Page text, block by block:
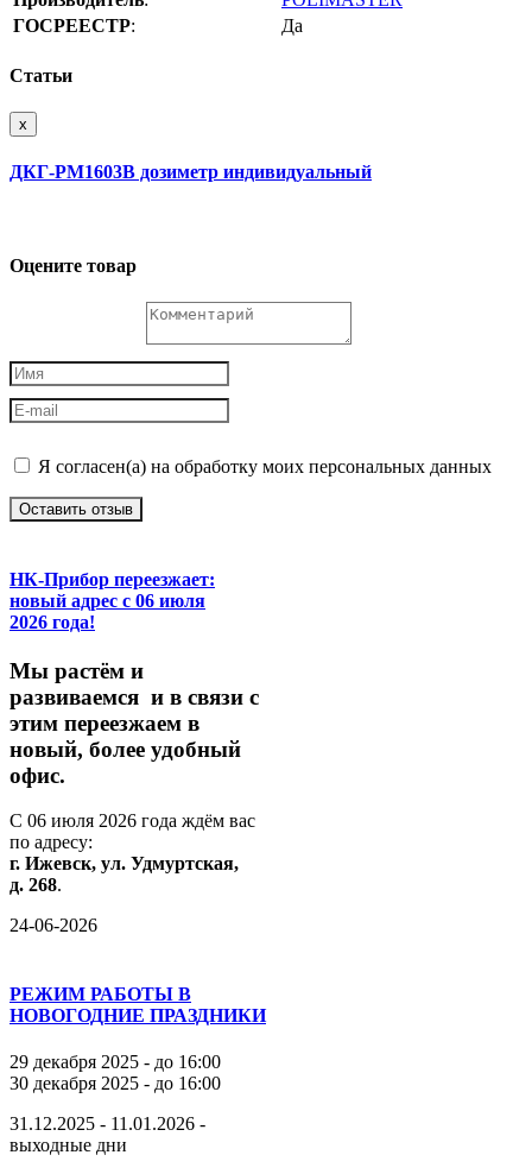
ГОСРЕЕСТР: Да
Статьи
x
ДКГ-РМ1603В дозиметр индивидуальный
Оцените товар
Я согласен(а) на обработку моих персональных данных
Оставить отзыв
НК-Прибор переезжает:
новый адрес с 06 июля
2026 года!
Мы растём и
развиваемся и в связи с
этим переезжаем в
новый, более удобный
офис.
С 06 июля 2026 года ждём вас
по адресу:
г. Ижевск, ул. Удмуртская,
д. 268.
24-06-2026
РЕЖИМ РАБОТЫ В
НОВОГОДНИЕ ПРАЗДНИКИ
29 декабря 2025 - до 16:00
30 декабря 2025 - до 16:00
31.12.2025 - 11.01.2026 -
выходные дни